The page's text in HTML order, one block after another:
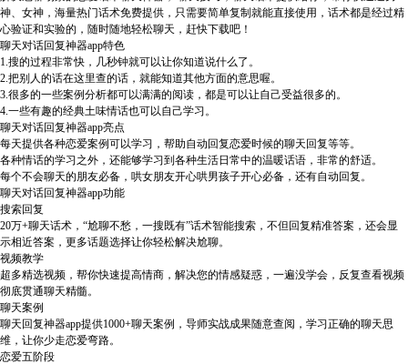
神、女神，海量热门话术免费提供，只需要简单复制就能直接使用，话术都是经过精
心验证和实验的，随时随地轻松聊天​，赶快下载吧！
聊天对话回复神器app特色
1.搜的过程非常快，几秒钟就可以让你知道说什么了。
2.把别人的话在这里查的话，就能知道其他方面的意思喔。
3.很多的一些案例分析都可以满满的阅读，都是可以让自己受益很多的。
4.一些有趣的经典土味情话也可以自己学习。
聊天对话回复神器app亮点
每天提供各种恋爱案例可以学习，帮助自动回复恋爱时候的聊天回复等等。
各种情话的学习之外，还能够学习到各种生活日常中的温暖话语，非常的舒适。
每个不会聊天的朋友必备，哄女朋友开心哄男孩子开心必备，还有自动回复。
聊天对话回复神器app功能
搜索回复
20万+聊天话术，“尬聊不愁，一搜既有”话术智能搜索，不但回复精准答案，还会显
示相近答案，更多话题选择让你轻松解决尬聊。
视频教学
超多精选视频，帮你快速提高情商，解决您的情感疑惑，一遍没学会，反复查看视频
彻底贯通聊天精髓。
聊天案例
聊天回复神器app提供1000+聊天案例，导师实战成果随意查阅，学习正确的聊天思
维，让你少走恋爱弯路。
恋爱五阶段